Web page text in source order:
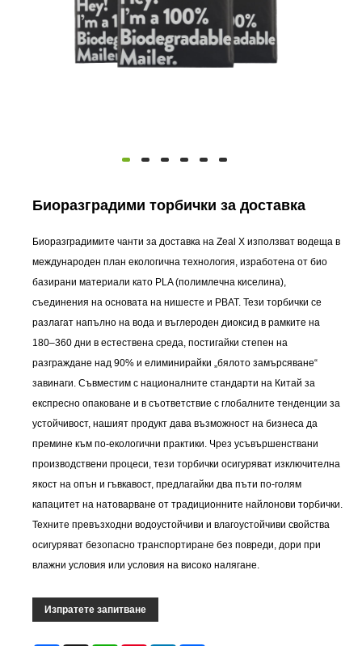
Биоразградими торбички за доставка
Биоразградимите чанти за доставка на Zeal X използват водеща в
международен план екологична технология, изработена от био
базирани материали като PLA (полимлечна киселина),
съединения на основата на нишесте и PBAT. Тези торбички се
разлагат напълно на вода и въглероден диоксид в рамките на
180–360 дни в естествена среда, постигайки степен на
разграждане над 90% и елиминирайки „бялото замърсяване“
завинаги. Съвместим с националните стандарти на Китай за
експресно опаковане и в съответствие с глобалните тенденции за
устойчивост, нашият продукт дава възможност на бизнеса да
премине към по-екологични практики. Чрез усъвършенствани
производствени процеси, тези торбички осигуряват изключителна
якост на опън и гъвкавост, предлагайки два пъти по-голям
капацитет на натоварване от традиционните найлонови торбички.
Техните превъзходни водоустойчиви и влагоустойчиви свойства
осигуряват безопасно транспортиране без повреди, дори при
влажни условия или условия на високо налягане.
Изпратете запитване